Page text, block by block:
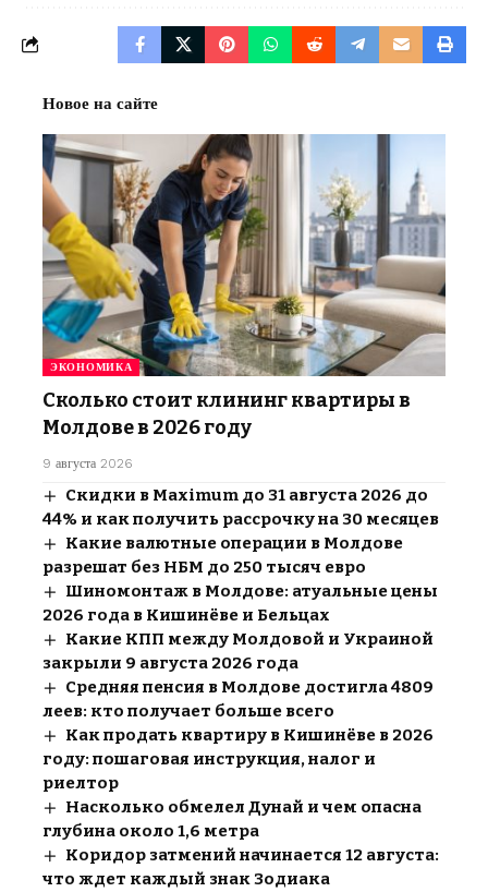
Новое на сайте
ЭКОНОМИКА
Сколько стоит клининг квартиры в
Молдове в 2026 году
9 августа 2026
Скидки в Maximum до 31 августа 2026 до
44% и как получить рассрочку на 30 месяцев
Какие валютные операции в Молдове
разрешат без НБМ до 250 тысяч евро
Шиномонтаж в Молдове: атуальные цены
2026 года в Кишинёве и Бельцах
Какие КПП между Молдовой и Украиной
закрыли 9 августа 2026 года
Средняя пенсия в Молдове достигла 4809
леев: кто получает больше всего
Как продать квартиру в Кишинёве в 2026
году: пошаговая инструкция, налог и
риелтор
Насколько обмелел Дунай и чем опасна
глубина около 1,6 метра
Коридор затмений начинается 12 августа:
что ждет каждый знак Зодиака